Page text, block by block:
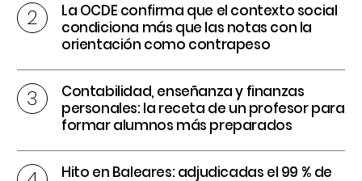
La OCDE confirma que el contexto social
condiciona más que las notas con la
orientación como contrapeso
Contabilidad, enseñanza y finanzas
personales: la receta de un profesor para
formar alumnos más preparados
Hito en Baleares: adjudicadas el 99 % de